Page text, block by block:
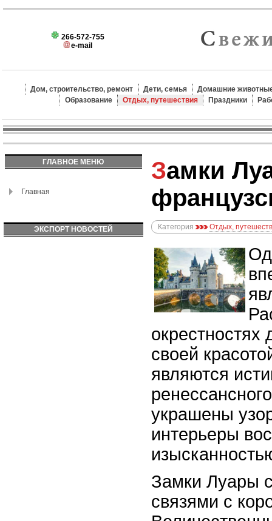
266-572-755
e-mail
Дом, строительство, ремонт Дети, семья
Домашние
Образование
Отдых, путешествия Праздники
ГЛАВНОЕ МЕНЮ
Главная
ЭКСПОРТ НОВОСТЕЙ
Замки Луары: сказочные
Категория Отдых,
своей
являются
украшены
интерьеры
Замки Луары
связями с